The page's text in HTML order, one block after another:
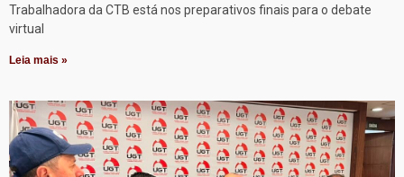
Trabalhadora da CTB está nos preparativos finais para o debate
virtual
Leia mais »